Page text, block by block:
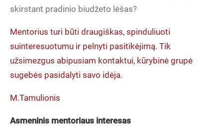
skirstant pradinio biudžeto lėšas?
Mentorius turi būti draugiškas, spinduliuoti
suinteresuotumu ir pelnyti pasitikėjimą. Tik
užsimezgus abipusiam kontaktui, kūrybinė grupė
sugebės pasidalyti savo idėja.
M.Tamulionis
Asmeninis mentoriaus interesas